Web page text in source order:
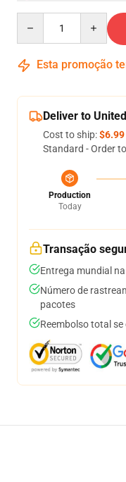
Esta promoção
Deliver to
Cost to ship:$6.99
Standard - Order
Production
Today
Transação
Entrega mundial
Número de
pacotes
Reembolso total